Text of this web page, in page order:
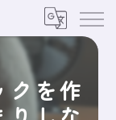
を作